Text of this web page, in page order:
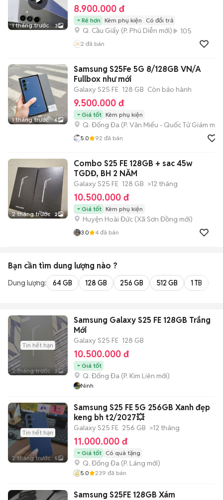
1 tháng trước 3
8.900.000 đ
Rẻ hơn Kèm phụ kiện Có đổi trả
Q. Cầu Giấy (P. Phú Diễn mới) 105
2 đã bán
1 tháng trước 6
Samsung S25Fe 5G 8/128GB VN/A
Fullbox như mới
Galaxy S25 FE 128 GB Còn bảo hành
9.500.000 đ
Giá tốt Kèm phụ kiện
Q. Đống Đa (P. Văn Miếu - Quốc Tử Giám mới)
5.0 92 đã bán
2 tháng trước 2
Combo S25 FE 128GB + sac 45w
TGDĐ, BH 2 NĂM
Galaxy S25 FE 128 GB >12 tháng
10.500.000 đ
Giá tốt Kèm phụ kiện
Huyện Hoài Đức (Xã Sơn Đồng mới)
3.0 4 đã bán
Bạn cần tìm dung lượng nào ?
Dung lượng: 64 GB 128 GB 256 GB 512 GB 1 TB
Tin hết hạn
2 tháng trước 2
Samsung Galaxy S25 FE 128GB Trắng
Mới
Galaxy S25 FE 128 GB
10.500.000 đ
Giá tốt
Q. Đống Đa (P. Kim Liên mới)
Ninh
Tin hết hạn
2 tháng trước 5
Samsung S25 FE 5G 256GB Xanh đẹp
keng bh t2/2027💥
Galaxy S25 FE 256 GB >12 tháng
11.000.000 đ
Giá tốt Có quà tặng
Q. Đống Đa (P. Láng mới)
5.0 239 đã bán
Samsung S25FE 128GB Xám